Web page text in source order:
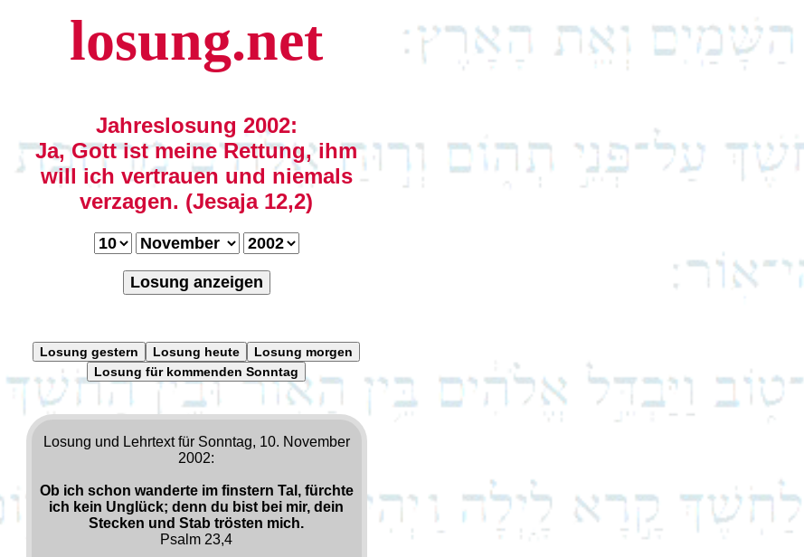
losung.net
Jahreslosung 2002:
Ja, Gott ist meine Rettung, ihm
will ich vertrauen und niemals
verzagen. (Jesaja 12,2)
Losung anzeigen
Losung gestern Losung heute
Losung morgen
Losung für kommenden Sonntag
Losung und Lehrtext für Sonntag, 10. November
2002:
Ob ich schon wanderte im finstern Tal, fürchte
ich kein Unglück; denn du bist bei mir, dein
Stecken und Stab trösten mich.
Psalm 23,4